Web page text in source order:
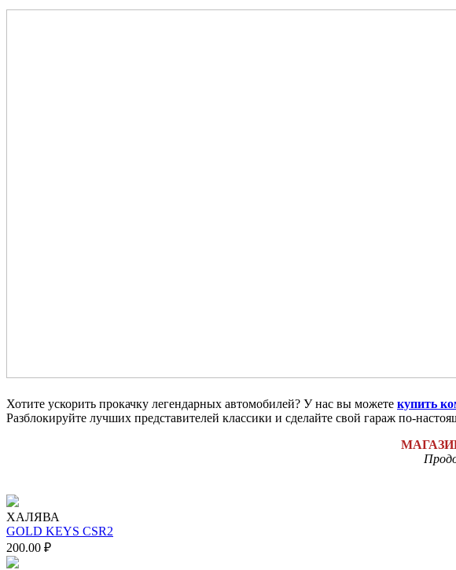
Хотите ускорить прокачку легендарных автомобилей? У нас вы можете купить
Разблокируйте лучших представителей классики и сделайте свой гараж по-
ХАЛЯВА
GOLD KEYS CSR2
200.00 ₽